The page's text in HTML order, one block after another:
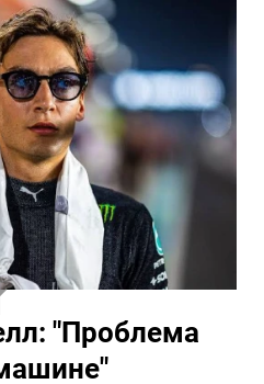
"Проблема